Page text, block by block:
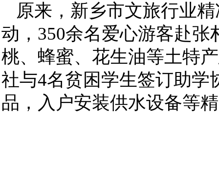
原来，新乡市文旅行业
动，350余名爱心游客赴
桃、蜂蜜、花生油等土特
社与4名贫困学生签订助学
品，入户安装供水设备等